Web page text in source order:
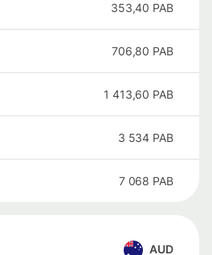
353,40 PAB
706,80 PAB
1 413,60 PAB
3 534 PAB
7 068 PAB
AUD